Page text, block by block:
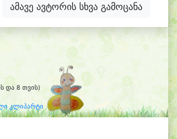
ამავე ავტორის სხვა გამოცანა
და 8 თვის)
კლიპარტი